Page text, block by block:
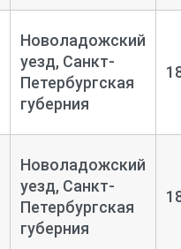
Новоладожский
уезд, Санкт-
Петербургская
губерния
Новоладожский
уезд, Санкт-
Петербургская
губерния